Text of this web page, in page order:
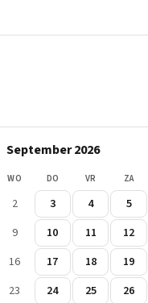
September 2026
WO DO VR ZA
2 3 4 5
9 10 11 12
16 17 18 19
23 24 25 26